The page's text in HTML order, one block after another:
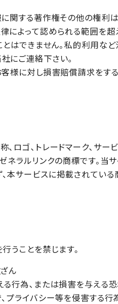
する著作権その他の権利は
によって認められる範囲を超
とはできません。私的利用な
にご連絡下さい。
様に対し損害賠償請求をす
ロゴ、トレードマーク、サー
ネラルリンクの商標です。当
本サービスに掲載されてい
ことを禁じます。
ん
る行為、または損害を与える
プライバシー等を侵害する